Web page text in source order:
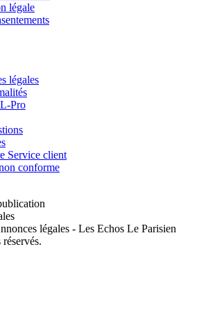
légale
légales
Pro
Service client
conforme
légales - Les Echos Le Parisien